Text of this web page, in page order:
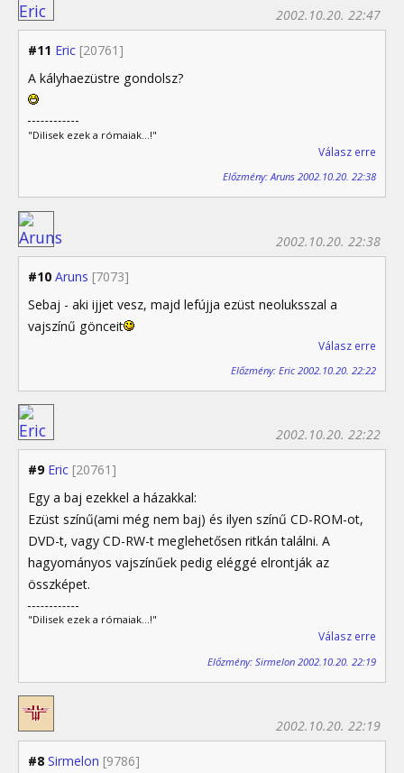
#11 Eric [20761]
2002.10.20. 22:47
A kályhaezüstre gondolsz?
"Dilisek ezek a rómaiak...!"
Válasz erre
Előzmény: Aruns 2002.10.20. 22:38
#10 Aruns [7073]
2002.10.20. 22:38
Sebaj - aki ijjet vesz, majd lefújja ezüst neoluksszal a
vajszínű gönceit
Válasz erre
Előzmény: Eric 2002.10.20. 22:22
#9 Eric [20761]
2002.10.20. 22:22
Egy a baj ezekkel a házakkal:
Ezüst színű(ami még nem baj) és ilyen színű CD-ROM-ot,
DVD-t, vagy CD-RW-t meglehetősen ritkán találni. A
hagyományos vajszínűek pedig eléggé elrontják az
összképet.
"Dilisek ezek a rómaiak...!"
Válasz erre
Előzmény: Sirmelon 2002.10.20. 22:19
#8 Sirmelon [9786]
2002.10.20. 22:19